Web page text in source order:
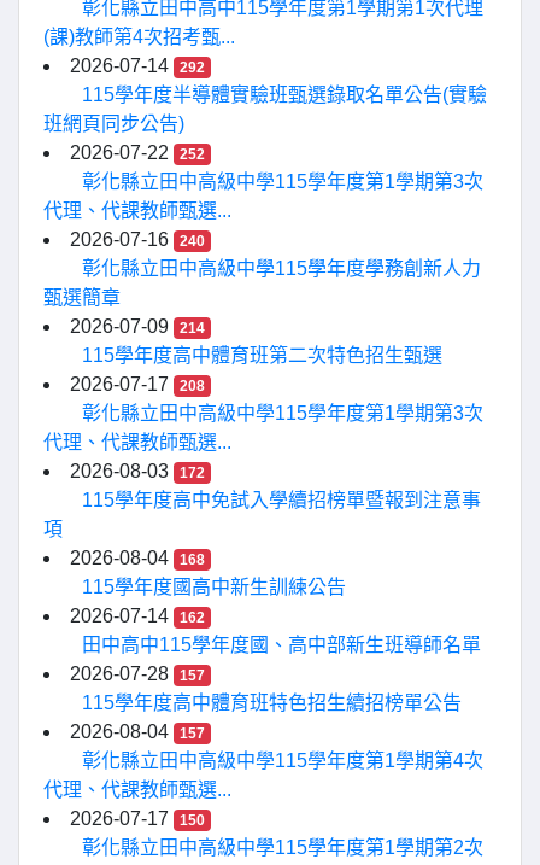
彰化縣立田中高中115學年度第1學期第1次代理
(課)教師第4次招考甄...
2026-07-14
292
115學年度半導體實驗班甄選錄取名單公告(實驗
班網頁同步公告)
2026-07-22
252
彰化縣立田中高級中學115學年度第1學期第3次
代理、代課教師甄選...
2026-07-16
240
彰化縣立田中高級中學115學年度學務創新人力
甄選簡章
2026-07-09
214
115學年度高中體育班第二次特色招生甄選
2026-07-17
208
彰化縣立田中高級中學115學年度第1學期第3次
代理、代課教師甄選...
2026-08-03
172
115學年度高中免試入學續招榜單暨報到注意事
項
2026-08-04
168
115學年度國高中新生訓練公告
2026-07-14
162
田中高中115學年度國、高中部新生班導師名單
2026-07-28
157
115學年度高中體育班特色招生續招榜單公告
2026-08-04
157
彰化縣立田中高級中學115學年度第1學期第4次
代理、代課教師甄選...
2026-07-17
150
彰化縣立田中高級中學115學年度第1學期第2次